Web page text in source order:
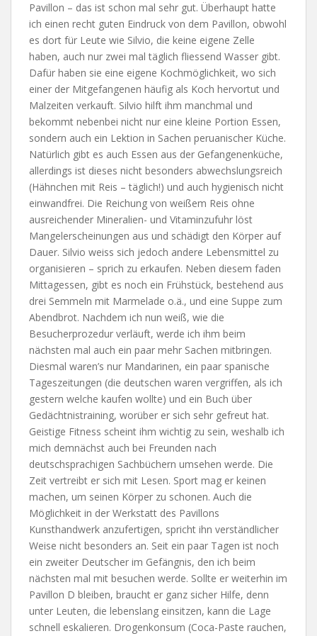
Pavillon – das ist schon mal sehr gut. Überhaupt hatte
ich einen recht guten Eindruck von dem Pavillon, obwohl
es dort für Leute wie Silvio, die keine eigene Zelle
haben, auch nur zwei mal täglich fliessend Wasser gibt.
Dafür haben sie eine eigene Kochmöglichkeit, wo sich
einer der Mitgefangenen häufig als Koch hervortut und
Malzeiten verkauft. Silvio hilft ihm manchmal und
bekommt nebenbei nicht nur eine kleine Portion Essen,
sondern auch ein Lektion in Sachen peruanischer Küche.
Natürlich gibt es auch Essen aus der Gefangenenküche,
allerdings ist dieses nicht besonders abwechslungsreich
(Hähnchen mit Reis – täglich!) und auch hygienisch nicht
einwandfrei. Die Reichung von weißem Reis ohne
ausreichender Mineralien- und Vitaminzufuhr löst
Mangelerscheinungen aus und schädigt den Körper auf
Dauer. Silvio weiss sich jedoch andere Lebensmittel zu
organisieren – sprich zu erkaufen. Neben diesem faden
Mittagessen, gibt es noch ein Frühstück, bestehend aus
drei Semmeln mit Marmelade o.ä., und eine Suppe zum
Abendbrot. Nachdem ich nun weiß, wie die
Besucherprozedur verläuft, werde ich ihm beim
nächsten mal auch ein paar mehr Sachen mitbringen.
Diesmal waren’s nur Mandarinen, ein paar spanische
Tageszeitungen (die deutschen waren vergriffen, als ich
gestern welche kaufen wollte) und ein Buch über
Gedächtnistraining, worüber er sich sehr gefreut hat.
Geistige Fitness scheint ihm wichtig zu sein, weshalb ich
mich demnächst auch bei Freunden nach
deutschsprachigen Sachbüchern umsehen werde. Die
Zeit vertreibt er sich mit Lesen. Sport mag er keinen
machen, um seinen Körper zu schonen. Auch die
Möglichkeit in der Werkstatt des Pavillons
Kunsthandwerk anzufertigen, spricht ihn verständlicher
Weise nicht besonders an. Seit ein paar Tagen ist noch
ein zweiter Deutscher im Gefängnis, den ich beim
nächsten mal mit besuchen werde. Sollte er weiterhin im
Pavillon D bleiben, braucht er ganz sicher Hilfe, denn
unter Leuten, die lebenslang einsitzen, kann die Lage
schnell eskalieren. Drogenkonsum (Coca-Paste rauchen,